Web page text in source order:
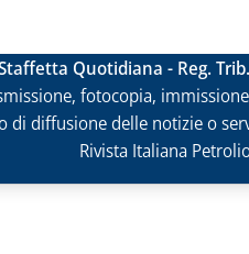
Quotidiana - Reg.
fotocopia,
di diffusione delle notizie o
Rivista Italiana